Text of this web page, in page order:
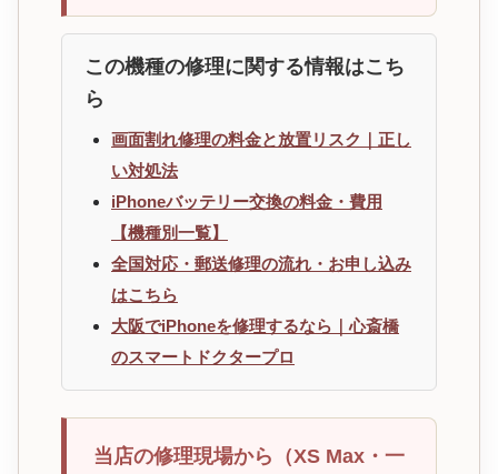
この機種の修理に関する情報はこち
ら
画面割れ修理の料金と放置リスク｜正し
い対処法
iPhoneバッテリー交換の料金・費用
【機種別一覧】
全国対応・郵送修理の流れ・お申し込み
はこちら
大阪でiPhoneを修理するなら｜心斎橋
のスマートドクタープロ
当店の修理現場から（XS Max・一